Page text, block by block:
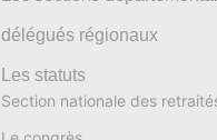
délégués régionaux
Les statuts
Section nationale des